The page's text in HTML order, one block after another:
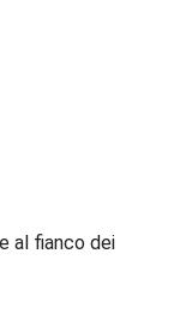
al fianco dei